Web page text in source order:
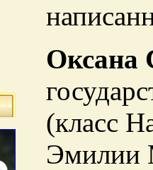
Оксана
(класс
Эмилии